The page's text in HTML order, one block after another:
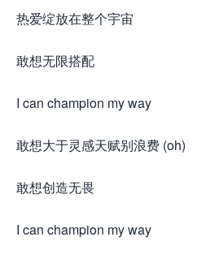
热爱绽放在整个宇宙
敢想无限搭配
I can champion my way
敢想大于灵感天赋别浪费 (oh)
敢想创造无畏
I can champion my way